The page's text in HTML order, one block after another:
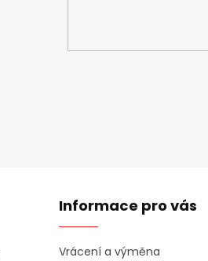
Informace pro vás
Vrácení a výměna